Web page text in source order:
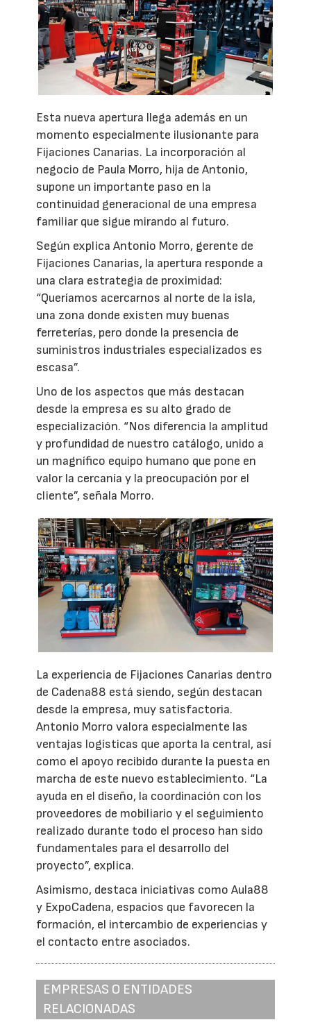
Esta nueva apertura llega además en un
momento especialmente ilusionante para
Fijaciones Canarias. La incorporación al
negocio de Paula Morro, hija de Antonio,
supone un importante paso en la
continuidad generacional de una empresa
familiar que sigue mirando al futuro.
Según explica Antonio Morro, gerente de
Fijaciones Canarias, la apertura responde a
una clara estrategia de proximidad:
“Queríamos acercarnos al norte de la isla,
una zona donde existen muy buenas
ferreterías, pero donde la presencia de
suministros industriales especializados es
escasa”.
Uno de los aspectos que más destacan
desde la empresa es su alto grado de
especialización. “Nos diferencia la amplitud
y profundidad de nuestro catálogo, unido a
un magnífico equipo humano que pone en
valor la cercanía y la preocupación por el
cliente”, señala Morro.
La experiencia de Fijaciones Canarias dentro
de Cadena88 está siendo, según destacan
desde la empresa, muy satisfactoria.
Antonio Morro valora especialmente las
ventajas logísticas que aporta la central, así
como el apoyo recibido durante la puesta en
marcha de este nuevo establecimiento. “La
ayuda en el diseño, la coordinación con los
proveedores de mobiliario y el seguimiento
realizado durante todo el proceso han sido
fundamentales para el desarrollo del
proyecto”, explica.
Asimismo, destaca iniciativas como Aula88
y ExpoCadena, espacios que favorecen la
formación, el intercambio de experiencias y
el contacto entre asociados.
EMPRESAS O ENTIDADES
RELACIONADAS